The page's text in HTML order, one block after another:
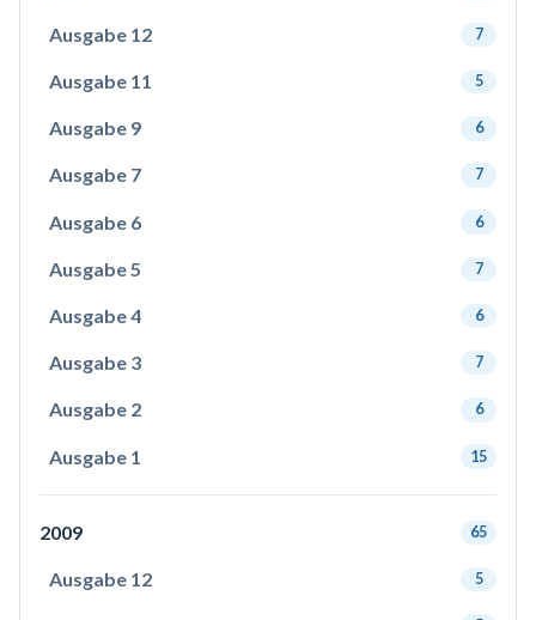
Ausgabe 12 7
Ausgabe 11 5
Ausgabe 9 6
Ausgabe 7 7
Ausgabe 6 6
Ausgabe 5 7
Ausgabe 4 6
Ausgabe 3 7
Ausgabe 2 6
Ausgabe 1 15
2009 65
Ausgabe 12 5